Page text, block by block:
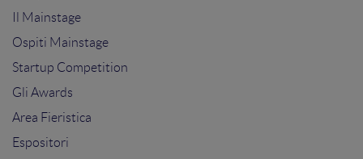
Il Mainstage
Ospiti Mainstage
Startup Competition
Gli Awards
Area Fieristica
Espositori